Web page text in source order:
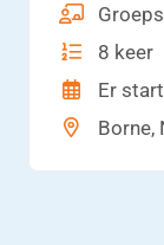
begeleid
je pup.
8 keer
Borne,